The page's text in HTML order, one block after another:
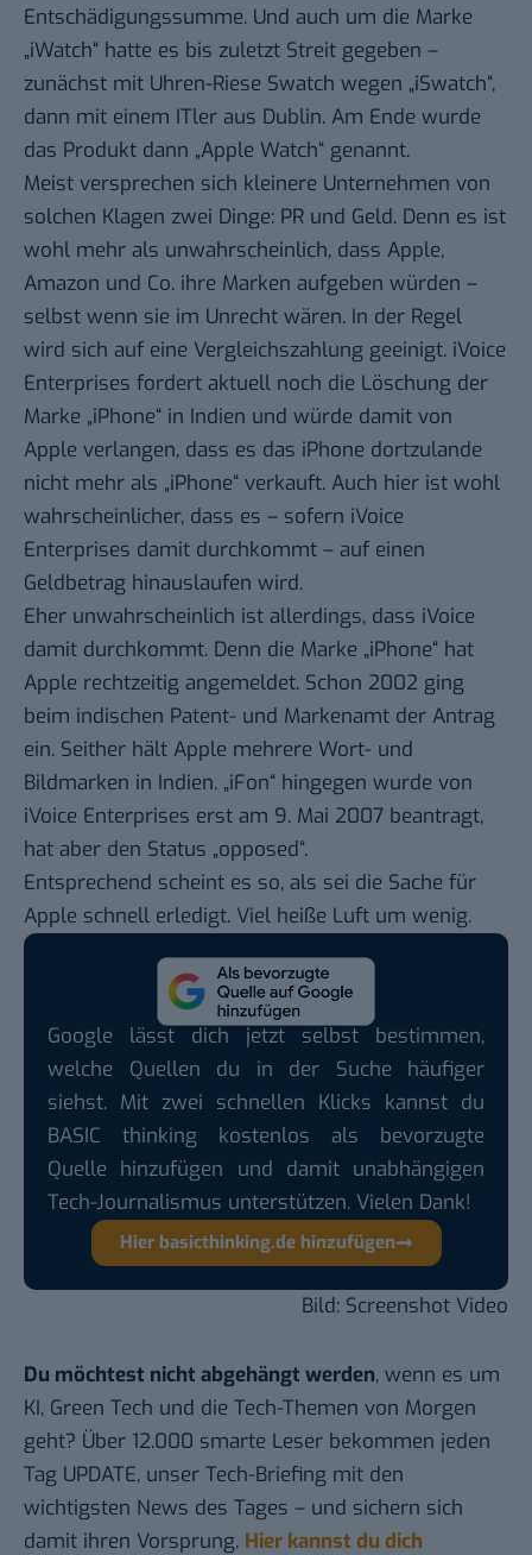
Entschädigungssumme. Und auch um die Marke
„iWatch“ hatte es bis zuletzt Streit gegeben –
zunächst mit Uhren-Riese Swatch wegen „iSwatch“,
dann mit einem ITler aus Dublin. Am Ende wurde
das Produkt dann „Apple Watch“ genannt.
Meist versprechen sich kleinere Unternehmen von
solchen Klagen zwei Dinge: PR und Geld. Denn es ist
wohl mehr als unwahrscheinlich, dass Apple,
Amazon und Co. ihre Marken aufgeben würden –
selbst wenn sie im Unrecht wären. In der Regel
wird sich auf eine Vergleichszahlung geeinigt. iVoice
Enterprises fordert aktuell noch die Löschung der
Marke „iPhone“ in Indien und würde damit von
Apple verlangen, dass es das iPhone dortzulande
nicht mehr als „iPhone“ verkauft. Auch hier ist wohl
wahrscheinlicher, dass es – sofern iVoice
Enterprises damit durchkommt – auf einen
Geldbetrag hinauslaufen wird.
Eher unwahrscheinlich ist allerdings, dass iVoice
damit durchkommt. Denn die Marke „iPhone“ hat
Apple rechtzeitig angemeldet. Schon 2002 ging
beim indischen Patent- und Markenamt der Antrag
ein. Seither hält Apple mehrere Wort- und
Bildmarken in Indien. „iFon“ hingegen wurde von
iVoice Enterprises erst am 9. Mai 2007 beantragt,
hat aber den Status „opposed“.
Entsprechend scheint es so, als sei die Sache für
Apple schnell erledigt. Viel heiße Luft um wenig.
Google lässt dich jetzt selbst bestimmen,
welche Quellen du in der Suche häufiger
siehst. Mit zwei schnellen Klicks kannst du
BASIC thinking kostenlos als bevorzugte
Quelle hinzufügen und damit unabhängigen
Tech-Journalismus unterstützen. Vielen Dank!
Hier basicthinking.de hinzufügen
Bild: Screenshot Video
Du möchtest nicht abgehängt werden, wenn es um
KI, Green Tech und die Tech-Themen von Morgen
geht? Über 12.000 smarte Leser bekommen jeden
Tag UPDATE, unser Tech-Briefing mit den
wichtigsten News des Tages – und sichern sich
damit ihren Vorsprung. Hier kannst du dich